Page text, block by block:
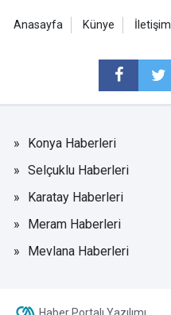
Anasayfa Künye İletişim
Konya Haberleri
Selçuklu Haberleri
Karatay Haberleri
Meram Haberleri
Mevlana Haberleri